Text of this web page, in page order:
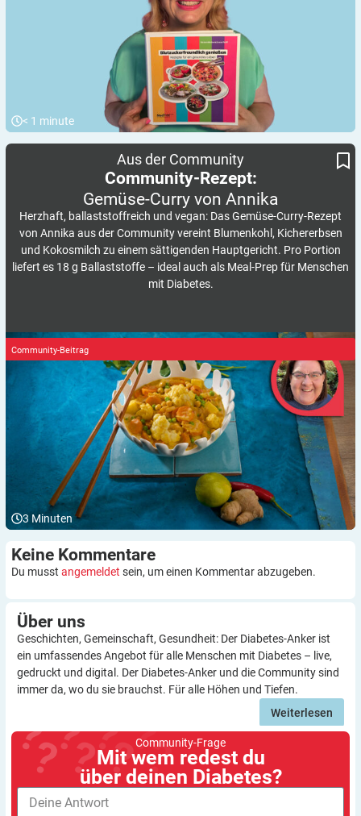
< 1 minute
Aus der Community
Community-Rezept:
Gemüse-Curry von Annika
Herzhaft, ballaststoffreich und vegan: Das Gemüse-Curry-Rezept
von Annika aus der Community vereint Blumenkohl, Kichererbsen
und Kokosmilch zu einem sättigenden Hauptgericht. Pro Portion
liefert es 18 g Ballaststoffe – ideal auch als Meal-Prep für Menschen
mit Diabetes.
3 Minuten
Community-Beitrag
Keine Kommentare
Du musst angemeldet sein, um einen Kommentar abzugeben.
Über uns
Geschichten, Gemeinschaft, Gesundheit: Der Diabetes-Anker ist
ein umfassendes Angebot für alle Menschen mit Diabetes – live,
gedruckt und digital. Der Diabetes-Anker und die Community sind
immer da, wo du sie brauchst. Für alle Höhen und Tiefen.
Weiterlesen
Community-Frage
Mit wem redest du
über deinen Diabetes?